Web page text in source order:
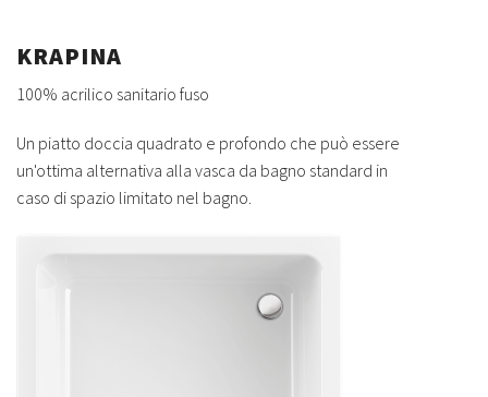
KRAPINA
100% acrilico sanitario fuso
Un piatto doccia quadrato e profondo che può essere
un'ottima alternativa alla vasca da bagno standard in
caso di spazio limitato nel bagno.